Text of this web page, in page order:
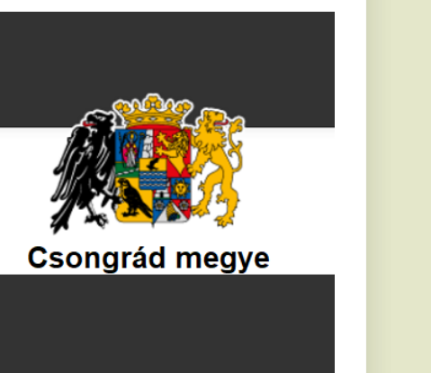
Földrengés rázta
Horvátországot,
Pécsett is érezni
lehetett, anyagi
károk is
keletkeztek
Horvátországban
újabb földrengés volt
azt írja: ezúttal 6,3-es
erősségű földrengés
rázta meg